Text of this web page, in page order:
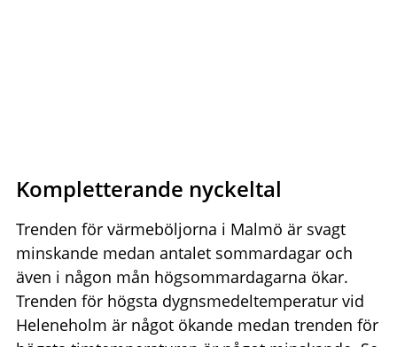
Kompletterande nyckeltal
Trenden för värmeböljorna i Malmö är svagt
minskande medan antalet sommardagar och
även i någon mån högsommardagarna ökar.
Trenden för högsta dygnsmedeltemperatur vid
Heleneholm är något ökande medan trenden för